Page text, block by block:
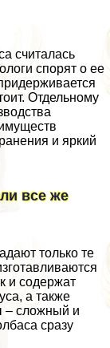
считалась
спорят о ее
Отдельному
и яркий
все же
только те
и содержат
а также
– сложный и
сразу